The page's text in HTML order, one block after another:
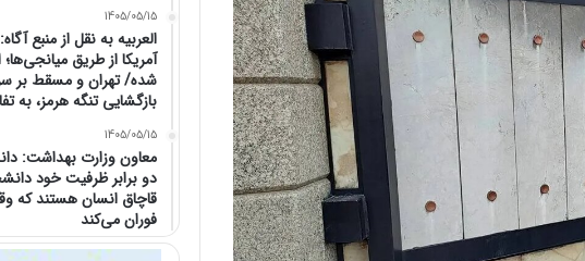
1405/05/15
العربیه به نقل از منبع
آمریکا از طریق
شده/ تهران و مسقط بر
بازگشایی تنگه هرمز، به
1405/05/15
معاون وزارت بهداشت:
دو برابر ظرفیت خود
قاچاق انسان هستند که
فوران می‌کند